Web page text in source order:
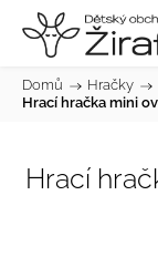
Domů / Hračky /
Hrací hračka mini
Hrací